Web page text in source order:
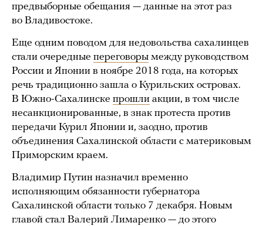
предвыборные обещания — данные на этот раз
во Владивостоке.
Еще одним поводом для недовольства сахалинцев
стали очередные переговоры между руководством
России и Японии в ноябре 2018 года, на которых
речь традиционно зашла о Курильских островах.
В Южно-Сахалинске прошли акции, в том числе
несанкционированные, в знак протеста против
передачи Курил Японии и, заодно, против
объединения Сахалинской области с материковым
Приморским краем.
Владимир Путин назначил временно
исполняющим обязанности губернатора
Сахалинской области только 7 декабря. Новым
главой стал Валерий Лимаренко — до этого